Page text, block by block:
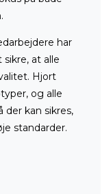
har
at alle
Hjort
og alle
der kan sikres,
standarder.